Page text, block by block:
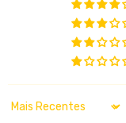
Sort by